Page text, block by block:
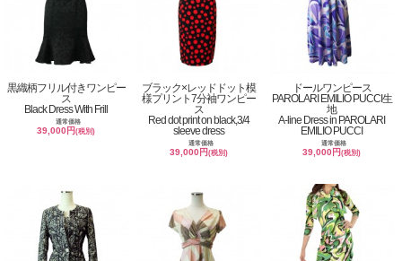
黒織柄フリル付きワンピー
ス
Black Dress With Frill
通常価格
39,000円(税別)
ブラック×レッドドット模
様プリント7分袖ワンピー
ス
Red dot print on black,3/4
sleeve dress
通常価格
39,000円(税別)
ドールワンピース
PAROLARI EMILIO PUCCI生
地
A-line Dress in PAROLARI
EMILIO PUCCI
通常価格
39,000円(税別)